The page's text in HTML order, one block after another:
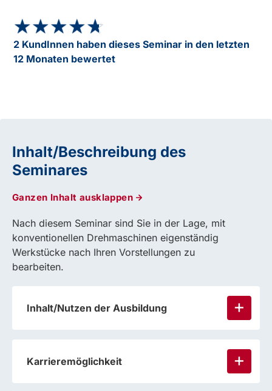
★★★★★
★★★★★
2 KundInnen haben dieses Seminar in den letzten
12 Monaten bewertet
Inhalt/Beschreibung des
Seminares
Ganzen Inhalt ausklappen
Nach diesem Seminar sind Sie in der Lage, mit
konventionellen Drehmaschinen eigenständig
Werkstücke nach Ihren Vorstellungen zu
bearbeiten.
Inhalt/Nutzen der Ausbildung
Karrieremöglichkeit